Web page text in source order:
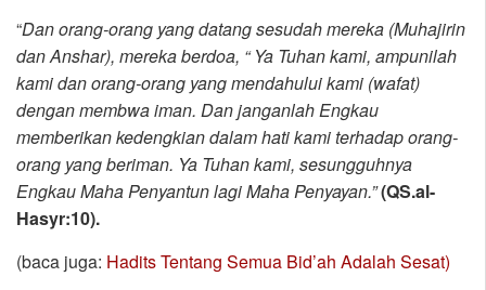
“Dan orang-orang yang datang sesudah mereka (Muhajirin
dan Anshar), mereka berdoa, “ Ya Tuhan kami, ampunilah
kami dan orang-orang yang mendahului kami (wafat)
dengan membwa iman. Dan janganlah Engkau
memberikan kedengkian dalam hati kami terhadap orang-
orang yang beriman. Ya Tuhan kami, sesungguhnya
Engkau Maha Penyantun lagi Maha Penyayan.”(QS.al-
Hasyr:10).
(baca juga: Hadits Tentang Semua Bid’ah Adalah Sesat)